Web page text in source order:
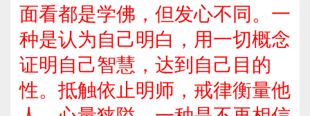
面看都是学佛，但发心不同。一
种是认为自己明白，用一切概念
证明自己智慧，达到自己目的
性。抵触依止明师，戒律衡量他